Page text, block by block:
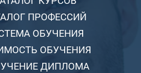
ПРОФЕССИЙ
ОБУЧЕНИЯ
ОБУЧЕНИЯ
ДИПЛОМА